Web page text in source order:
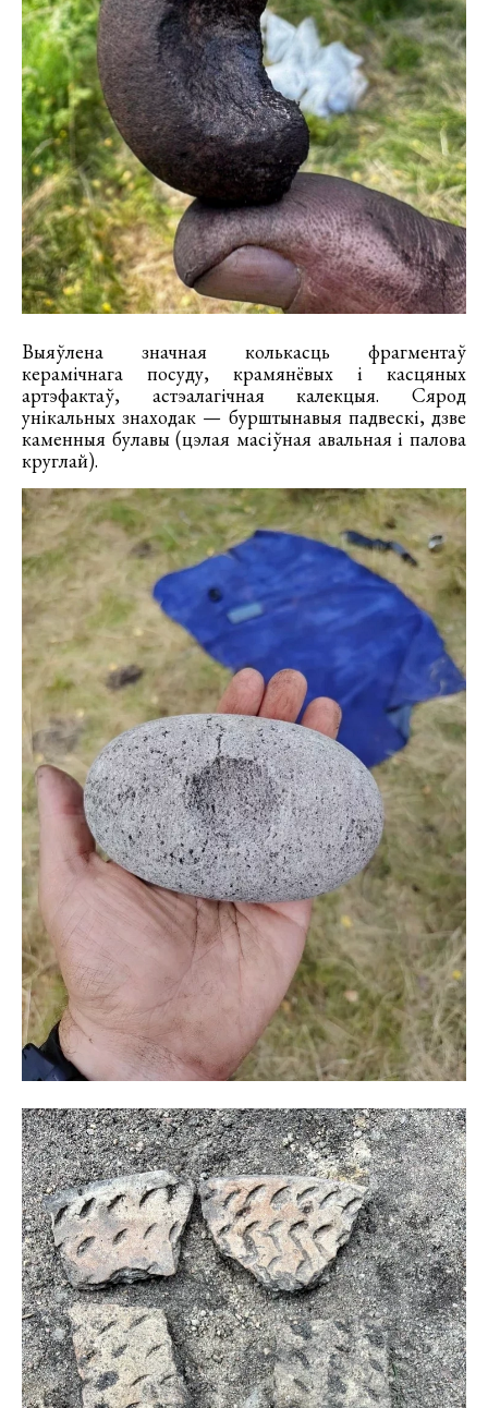
Выяўлена значная колькасць фрагментаў
керамічнага посуду, крамянёвых і касцяных
артэфактаў, астэалагічная калекцыя. Сярод
унікальных знаходак — бурштынавыя падвескі, дзве
каменныя булавы (цэлая масіўная авальная і палова
круглай).